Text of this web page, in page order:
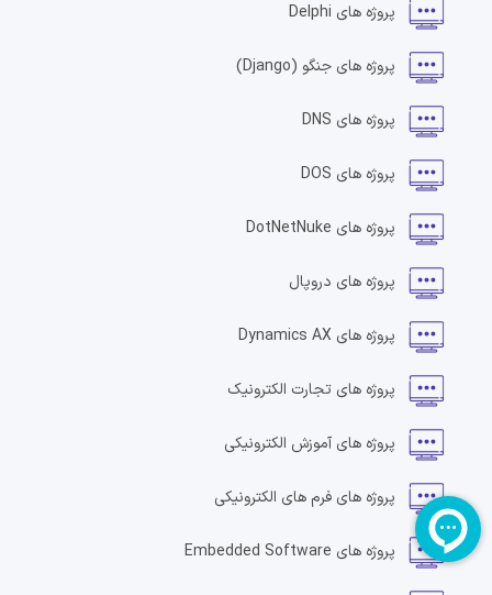
پروژه های Delphi
پروژه های جنگو (Django)
پروژه های DNS
پروژه های DOS
پروژه های DotNetNuke
پروژه های دروپال
پروژه های Dynamics AX
پروژه های تجارت الکترونیک
پروژه های آموزش الکترونیکی
پروژه های فرم های الکترونیکی
پروژه های Embedded Software